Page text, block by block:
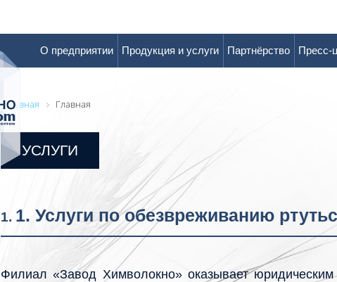
О предприятии Продукция и услуги Партнёрство Пресс-
Главная Главная
УСЛУГИ
1. 1. Услуги по обезвреживанию
Филиал «Завод Химволокно» оказывает